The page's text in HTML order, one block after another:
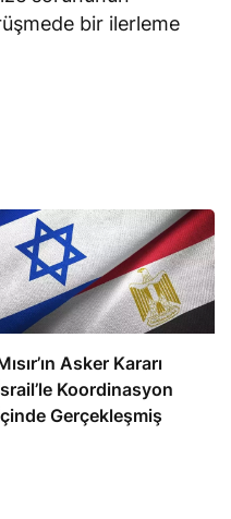
bir ilerleme
Asker Kararı
Koordinasyon
Gerçekleşmiş